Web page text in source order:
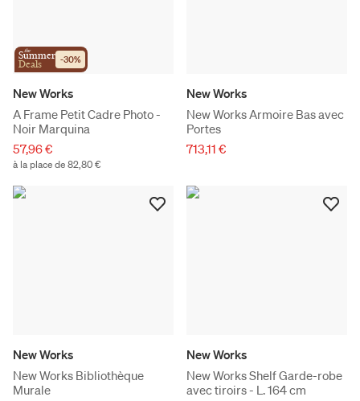
the
Summer
Deals -30%
New Works
A Frame Petit Cadre Photo -
Noir Marquina
57,96 €
à la place de 82,80 €
New Works
New Works Armoire Bas avec
Portes
713,11 €
New Works
New Works Bibliothèque
Murale
New Works
New Works Shelf Garde-robe
avec tiroirs - L. 164 cm